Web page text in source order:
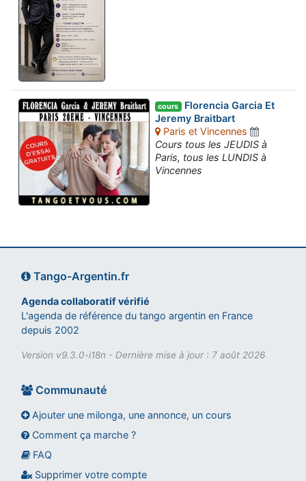
cours Florencia Garcia Et
Jeremy Braitbart
Paris et Vincennes
Cours tous les JEUDIS à
Paris, tous les LUNDIS à
Vincennes
Tango-Argentin.fr
Agenda collaboratif vérifié
L'agenda de référence du tango argentin en France
depuis 2002
Version v9.3.0-i18n - Dernière mise à jour : 7 août 2026
Communauté
Ajouter une milonga, une annonce, un cours
Comment ça marche ?
FAQ
Supprimer votre compte
Assistant tango-argentin.fr
Questions sur les milongas, cours et stages